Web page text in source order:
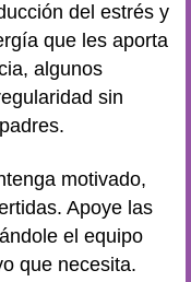
del estrés y
que les aporta
algunos
sin
motivado,
Apoye las
el equipo
que necesita.